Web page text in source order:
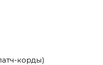
корды)